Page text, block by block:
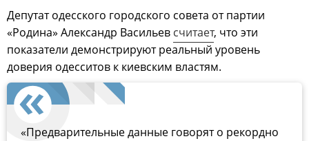
Депутат одесского городского совета от партии
«Родина» Александр Васильев считает, что эти
показатели демонстрируют реальный уровень
доверия одесситов к киевским властям.
«Предварительные данные говорят о рекордно